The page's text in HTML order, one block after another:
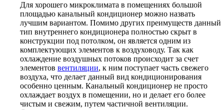
Для хорошего микроклимата в помещениях большой
площадью канальный кондиционер можно назвать
лучшим вариантом. Помимо других преимуществ данный
тип внутреннего кондиционера полностью скрыт в
конструкции под потолком, он является одним из
комплектующих элементов к воздуховоду. Так как
охлаждение воздушных потоков происходит за счет
элементов вентиляции, к ним поступает часть свежего
воздуха, что делает данный вид кондиционирования
особенно ценным. Канальный кондиционер не просто
охлаждает воздух в помещении, но и делает его более
чистым и свежим, путем частичной вентиляции.